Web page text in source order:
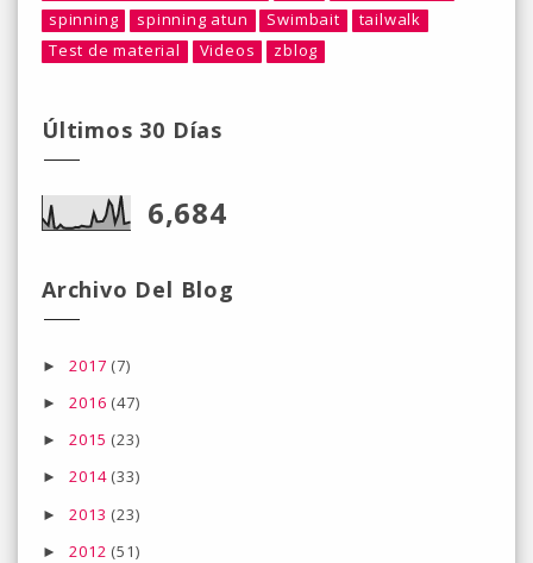
spinning
spinning atun Swimbait
tailwalk
Test de material
Videos zblog
Últimos 30 Días
6,684
Archivo Del Blog
►2017 (7)
►2016 (47)
►2015 (23)
►2014 (33)
►2013 (23)
►2012 (51)